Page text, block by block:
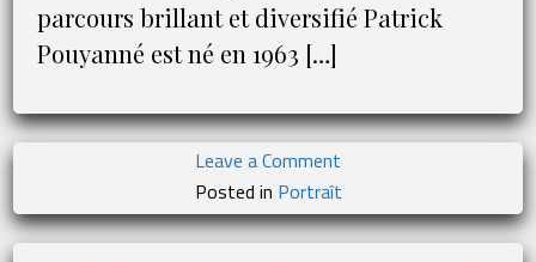
parcours brillant et diversifié Patrick
Pouyanné est né en 1963 […]
Leave a Comment
Patrick
Pouyanné,
le
Posted in Portraît